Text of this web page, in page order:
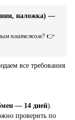
наложка) —
платежом? 👉
все требования
— 14 дней).
проверить по